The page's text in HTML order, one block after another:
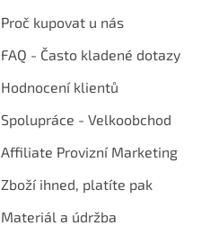
Proč kupovat u nás
FAQ - Často kladené dotazy
Hodnocení klientů
Spolupráce - Velkoobchod
Affiliate Provizní Marketing
Zboží ihned, platíte pak
Materiál a údržba